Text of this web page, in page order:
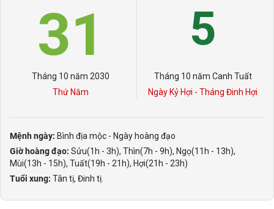
31
Tháng 10 năm 2030
Thứ Năm
5
Tháng 10 năm Canh Tuất
Ngày Kỷ Hợi - Tháng Đinh Hợi
Mệnh ngày: Bình địa mộc - Ngày hoàng đạo
Giờ hoàng đạo: Sửu(1h - 3h), Thìn(7h - 9h), Ngọ(11h - 13h),
Mùi(13h - 15h), Tuất(19h - 21h), Hợi(21h - 23h)
Tuổi xung: Tân tị, Đinh tị.